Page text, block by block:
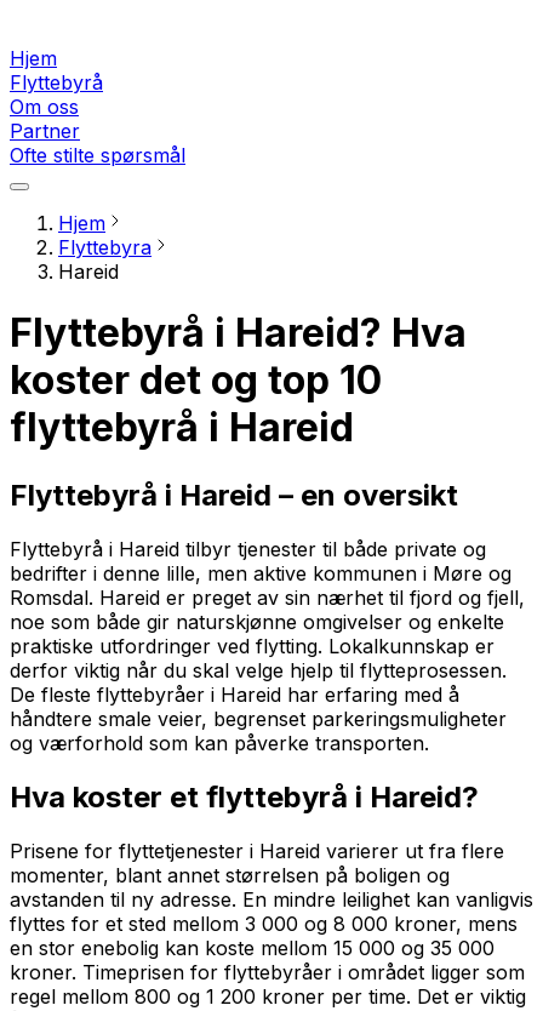
Hjem
Flyttebyrå
Om oss
Partner
Ofte stilte spørsmål
Hjem
Flyttebyra
Hareid
Flyttebyrå i Hareid? Hva
koster det og top 10
flyttebyrå i Hareid
Flyttebyrå i Hareid – en oversikt
Flyttebyrå i Hareid tilbyr tjenester til både private og
bedrifter i denne lille, men aktive kommunen i Møre og
Romsdal. Hareid er preget av sin nærhet til fjord og fjell,
noe som både gir naturskjønne omgivelser og enkelte
praktiske utfordringer ved flytting. Lokalkunnskap er
derfor viktig når du skal velge hjelp til flytteprosessen.
De fleste flyttebyråer i Hareid har erfaring med å
håndtere smale veier, begrenset parkeringsmuligheter
og værforhold som kan påverke transporten.
Hva koster et flyttebyrå i Hareid?
Prisene for flyttetjenester i Hareid varierer ut fra flere
momenter, blant annet størrelsen på boligen og
avstanden til ny adresse. En mindre leilighet kan vanligvis
flyttes for et sted mellom 3 000 og 8 000 kroner, mens
en stor enebolig kan koste mellom 15 000 og 35 000
kroner. Timeprisen for flyttebyråer i området ligger som
regel mellom 800 og 1 200 kroner per time. Det er viktig